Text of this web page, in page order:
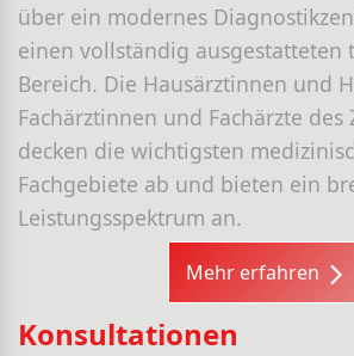
über ein modernes
einen vollständig ausgestatteten
Bereich. Die Hausärztinnen und
Fachärztinnen und Fachärzte des
decken die wichtigsten
Fachgebiete ab und bieten ein
Leistungsspektrum an.
Mehr erfahren
Konsultationen